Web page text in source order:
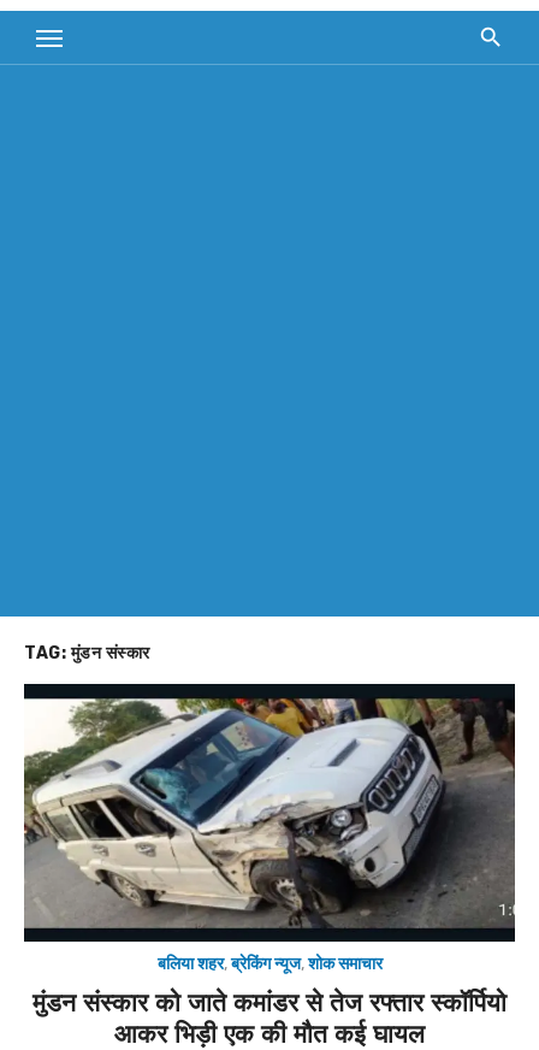
TAG:मुंडन संस्कार
बलिया शहर,ब्रेकिंग न्यूज,शोक समाचार
मुंडन संस्कार को जाते कमांडर से तेज रफ्तार स्कॉर्पियो
आकर भिड़ी एक की मौत कई घायल